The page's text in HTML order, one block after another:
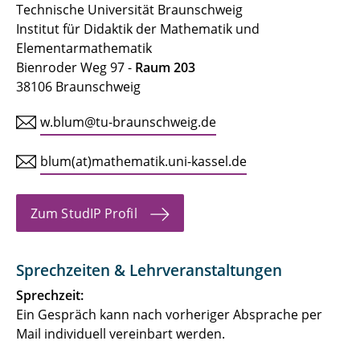
Dr.in Antonia Käppler
Markus Kucharek
Iris Peter
OStR Dietmar Scholz
Franziska Strunk Schiff
-- Lehrbeauftragte
Prof. em. Dr. Werner Blum
StD. Jan Block
Kerstin Cohrs-Streloke
Yvonne Hoffmann
Technische Universität Braunschweig
Institut für Didaktik der Mathematik und
Elementarmathematik
Bienroder Weg 97 - Raum 203
38106 Braunschweig
w.blum@tu-braunschweig.de
blum(at)mathematik.uni-kassel.de
Zum StudIP Profil
Sprechzeiten & Lehrveranstaltungen
Sprechzeit:
Ein Gespräch kann nach vorheriger Absprache per
Mail individuell vereinbart werden.